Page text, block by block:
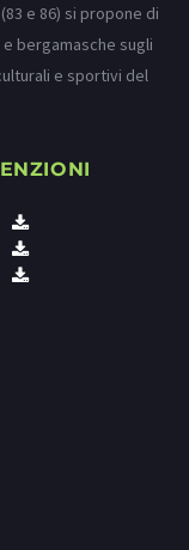
e 86) si propone di
bergamasche sugli
e sportivi del